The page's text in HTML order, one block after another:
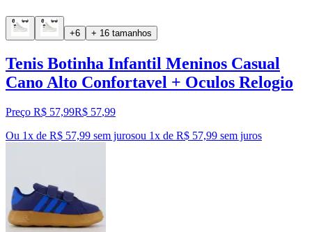
+6 + 16 tamanhos
Tenis Botinha Infantil Meninos Casual
Cano Alto Confortavel + Oculos Relogio
Preço R$ 57,99R$ 57,99
Ou 1x de R$ 57,99 sem jurosou 1x de R$ 57,99 sem juros